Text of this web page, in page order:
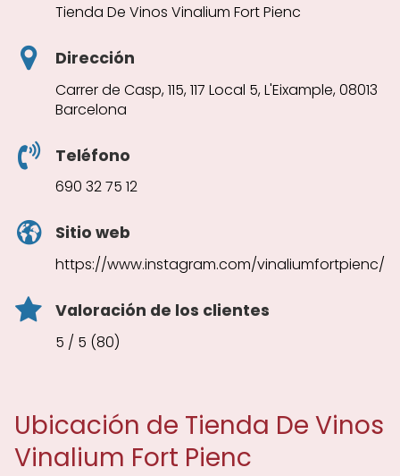
Tienda De Vinos Vinalium Fort Pienc
Dirección
Carrer de Casp, 115, 117 Local 5, L'Eixample, 08013
Barcelona
Teléfono
690 32 75 12
Sitio web
https://www.instagram.com/vinaliumfortpienc/
Valoración de los clientes
5 / 5 (80)
Ubicación de Tienda De Vinos
Vinalium Fort Pienc